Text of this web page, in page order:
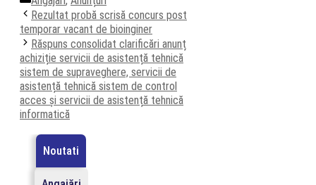
Rezultat probă scrisă concurs post
temporar vacant de bioinginer
Răspuns consolidat clarificări anunț
achiziție servicii de asistență tehnică
sistem de supraveghere, servicii de
asistență tehnică sistem de control
acces și servicii de asistență tehnică
informatică
Noutati